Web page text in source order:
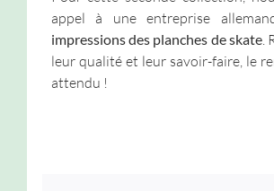
appel à une entreprise
impressions des planches de skate.
leur qualité et leur savoir-faire, le
attendu !